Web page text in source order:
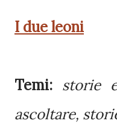
I due leoni
Temi: storie
ascoltare,